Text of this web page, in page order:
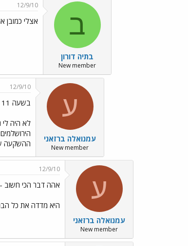
ב
בתיה דורון
New member
12/9/10
אצלי כמובן
ע
עמנואלה ברזאני
New member
12/9/10
בשעה 11 בערב הרגשתי שאני חייבת../images/Emo199.gif
לא היה
ההשקעה
ע
עמנואלה ברזאני
New member
12/9/10
אהה דבר הכי חשוב
היא מדדה את כל